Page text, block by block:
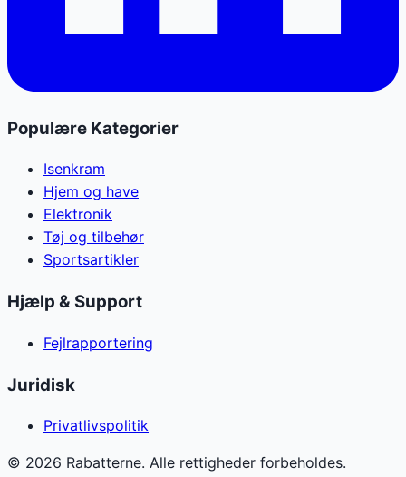
Populære Kategorier
Isenkram
Hjem og have
Elektronik
Tøj og tilbehør
Sportsartikler
Hjælp & Support
Fejlrapportering
Juridisk
Privatlivspolitik
© 2026 Rabatterne. Alle rettigheder forbeholdes.